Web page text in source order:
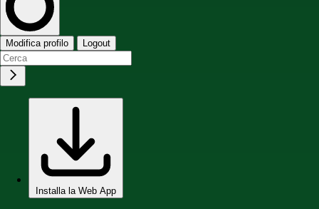
Modifica profilo Logout
Installa la Web App